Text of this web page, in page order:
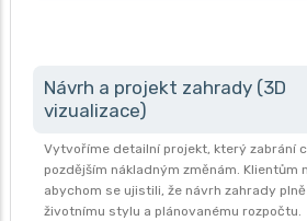
Návrh a projekt zahrady (3D
vizualizace)
Vytvoříme detailní projekt, který zabrání
pozdějším nákladným změnám. Klientům
abychom se ujistili, že návrh zahrady
životnímu stylu a plánovanému rozpočtu.